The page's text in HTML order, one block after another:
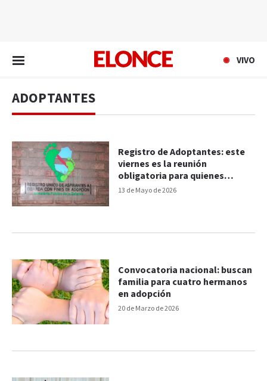
VIVO
ADOPTANTES
13 de Mayo de 2026
Registro de Adoptantes: este
viernes es la reunión
obligatoria para quienes
deseen inscribirse
20 de Marzo de 2026
Convocatoria nacional: buscan
familia para cuatro hermanos
en adopción